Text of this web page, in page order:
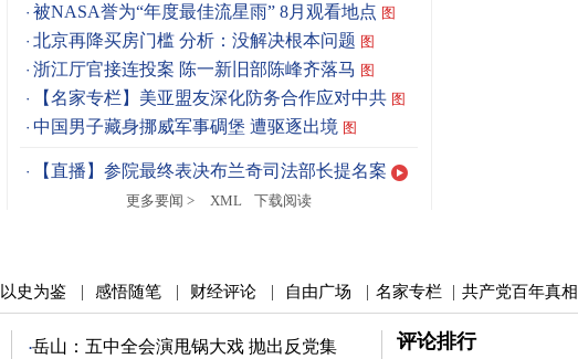
被NASA誉为“年度最佳流星雨” 8月观看地点 图
北京再降买房门槛 分析：没解决根本问题 图
浙江厅官接连投案 陈一新旧部陈峰齐落马 图
【名家专栏】美亚盟友深化防务合作应对中共 图
中国男子藏身挪威军事碉堡 遭驱逐出境 图
【直播】参院最终表决布兰奇司法部长提名案
更多要闻 > XML 下载阅读
以史为鉴 | 感悟随笔 | 财经评论 | 自由广场 | 名家专栏 | 共产党百年真相
岳山：五中全会演甩锅大戏 抛出反党集
评论排行